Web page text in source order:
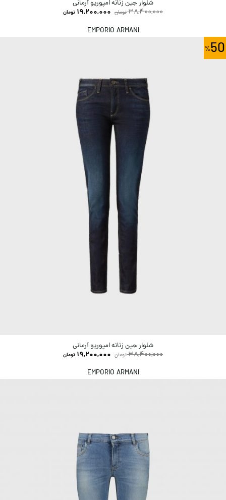
شلوار جین زنانه امپوریو آرمانی
38,400,000 تومان 19,200,000 تومان
EMPORIO ARMANI
50
شلوار جین زنانه امپوریو آرمانی
38,400,000 تومان 19,200,000 تومان
EMPORIO ARMANI